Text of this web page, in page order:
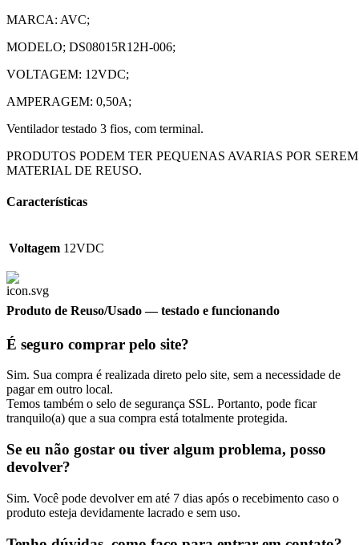
MARCA: AVC;
MODELO; DS08015R12H-006;
VOLTAGEM: 12VDC;
AMPERAGEM: 0,50A;
Ventilador testado 3 fios, com terminal.
PRODUTOS PODEM TER PEQUENAS AVARIAS POR SEREM
MATERIAL DE REUSO.
Características
Voltagem 12VDC
Produto de Reuso/Usado— testado e funcionando
É seguro comprar pelo site?
Sim. Sua compra é realizada direto pelo site, sem a necessidade de
pagar em outro local.
Temos também o selo de segurança SSL. Portanto, pode ficar
tranquilo(a) que a sua compra está totalmente protegida.
Se eu não gostar ou tiver algum problema, posso
devolver?
Sim. Você pode devolver em até 7 dias após o recebimento caso o
produto esteja devidamente lacrado e sem uso.